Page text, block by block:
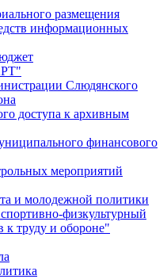
размещения
информационных
Слюдянского
доступа к архивным
финансового
мероприятий
и молодежной политики
физкультурный
к труду и обороне"